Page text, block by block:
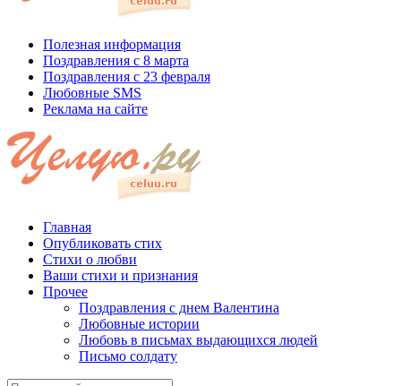
Полезная информация
Поздравления с 8 марта
Поздравления с 23 февраля
Любовные SMS
Реклама на сайте
Главная
Опубликовать стих
Стихи о любви
Ваши стихи и признания
Прочее
Поздравления с днем Валентина
Любовные истории
Любовь в письмах выдающихся людей
Письмо солдату